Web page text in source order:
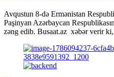
Avqustun 8-də Ermənistan
Paşinyan Azərbaycan
zəng edib. Busaat.az xəbər verir